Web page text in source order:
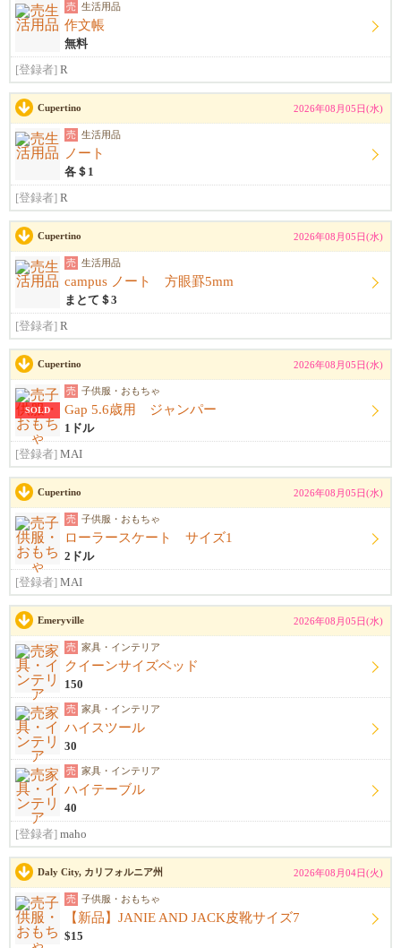
売 生活用品
作文帳
無料
[登録者] R
Cupertino 2026年08月05日(水)
売 生活用品
ノート
各＄1
[登録者] R
Cupertino 2026年08月05日(水)
売 生活用品
campus ノート 方眼罫5mm
まとて＄3
[登録者] R
Cupertino 2026年08月05日(水)
SOLD
売 子供服・おもちゃ
Gap 5.6歳用 ジャンパー
1ドル
[登録者] MAI
Cupertino 2026年08月05日(水)
売 子供服・おもちゃ
ローラースケート サイズ1
2ドル
[登録者] MAI
Emeryville 2026年08月05日(水)
売 家具・インテリア
クイーンサイズベッド
150
売 家具・インテリア
ハイスツール
30
売 家具・インテリア
ハイテーブル
40
[登録者] maho
Daly City, カリフォルニア州 2026年08月04日(火)
売 子供服・おもちゃ
【新品】JANIE AND JACK皮靴サイズ7
$15